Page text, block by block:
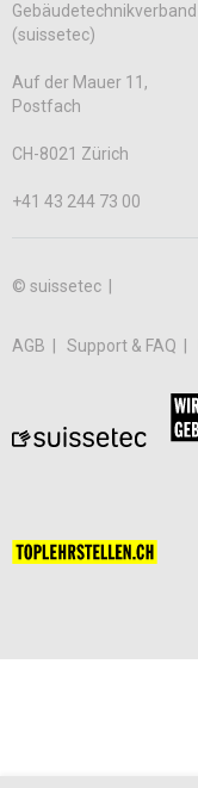
Gebäudetechnikverband
(suissetec)
Auf der Mauer 11,
Postfach
CH-8021 Zürich
+41 43 244 73 00
© suissetec |
AGB Support & FAQ